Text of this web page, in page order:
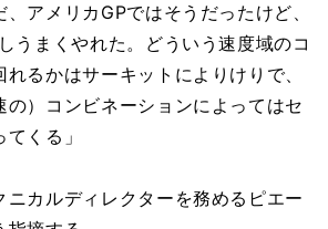
アメリカGPではそうだったけど、
うまくやれた。どういう速度域のコ
るかはサーキットによりけりで、
の）コンビネーションによってはセ
くる」
カルディレクターを務めるピエー